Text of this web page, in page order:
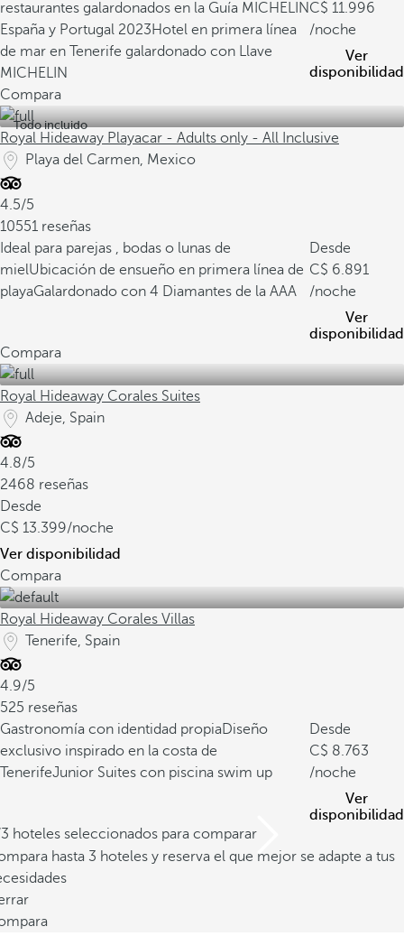
restaurantes galardonados en la Guía MICHELIN
España y Portugal 2023Hotel en primera línea
de mar en Tenerife galardonado con Llave
MICHELIN
11.996
/noche
Ver
disponibilidad
Compara
Todo incluido
Royal Hideaway Playacar - Adults only - All Inclusive
Playa del Carmen, Mexico
4.5/5
10551 reseñas
Ideal para parejas , bodas o lunas de
mielUbicación de ensueño en primera línea de
playaGalardonado con 4 Diamantes de la AAA
Desde
6.891
/noche
Ver
disponibilidad
Compara
Royal Hideaway Corales Suites
Adeje, Spain
4.8/5
2468 reseñas
Desde
13.399/noche
Ver disponibilidad
Compara
Royal Hideaway Corales Villas
Tenerife, Spain
4.9/5
525 reseñas
Gastronomía con identidad propiaDiseño
exclusivo inspirado en la costa de
TenerifeJunior Suites con piscina swim up
Desde
8.763
/noche
Ver
disponibilidad
hoteles seleccionados para comparar
hasta 3 hoteles y reserva el que mejor se adapte a tus